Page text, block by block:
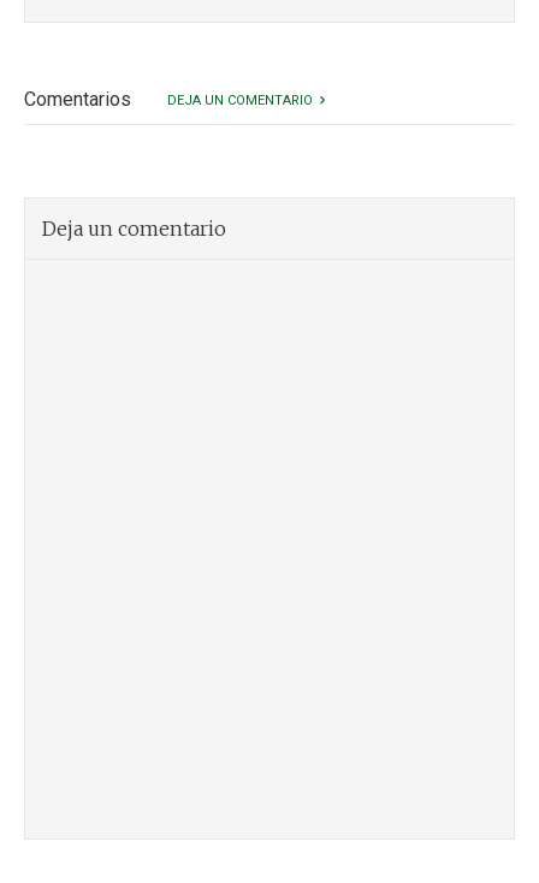
Comentarios DEJA UN COMENTARIO
Deja un comentario